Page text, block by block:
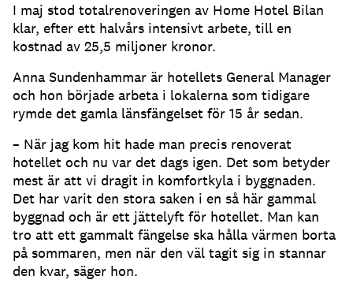
I maj stod totalrenoveringen av Home Hotel Bilan
klar, efter ett halvårs intensivt arbete, till en
kostnad av 25,5 miljoner kronor.
Anna Sundenhammar är hotellets General Manager
och hon började arbeta i lokalerna som tidigare
rymde det gamla länsfängelset för 15 år sedan.
– När jag kom hit hade man precis renoverat
hotellet och nu var det dags igen. Det som betyder
mest är att vi dragit in komfortkyla i byggnaden.
Det har varit den stora saken i en så här gammal
byggnad och är ett jättelyft för hotellet. Man kan
tro att ett gammalt fängelse ska hålla värmen borta
på sommaren, men när den väl tagit sig in stannar
den kvar, säger hon.